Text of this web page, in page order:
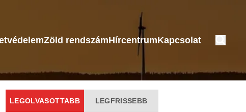
Zöld rendszámHírcentrumKapcsolat
LEGOLVASOTTABB LEGFRISSEBB